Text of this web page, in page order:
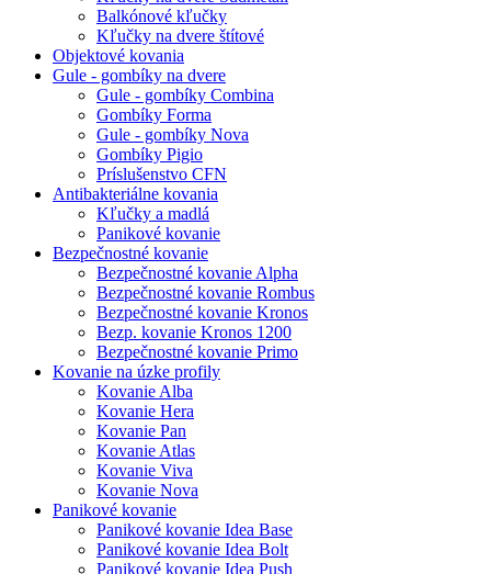
Balkónové kľučky
Kľučky na dvere štítové
Objektové kovania
Gule - gombíky na dvere
Gule - gombíky Combina
Gombíky Forma
Gule - gombíky Nova
Gombíky Pigio
Príslušenstvo CFN
Antibakteriálne kovania
Kľučky a madlá
Panikové kovanie
Bezpečnostné kovanie
Bezpečnostné kovanie Alpha
Bezpečnostné kovanie Rombus
Bezpečnostné kovanie Kronos
Bezp. kovanie Kronos 1200
Bezpečnostné kovanie Primo
Kovanie na úzke profily
Kovanie Alba
Kovanie Hera
Kovanie Pan
Kovanie Atlas
Kovanie Viva
Kovanie Nova
Panikové kovanie
Panikové kovanie Idea Base
Panikové kovanie Idea Bolt
Panikové kovanie Idea Push